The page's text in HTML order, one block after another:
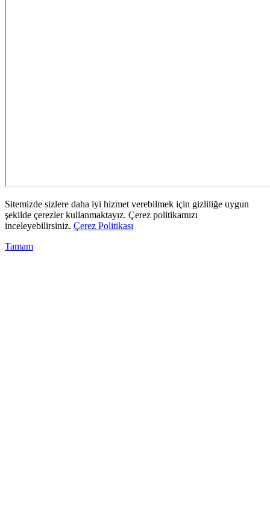
Sitemizde sizlere daha iyi hizmet verebilmek için gizliliğe uygun
şekilde çerezler kullanmaktayız. Çerez politikamızı
inceleyebilirsiniz. Çerez Politikası
Tamam